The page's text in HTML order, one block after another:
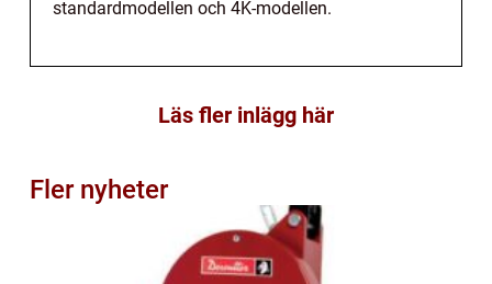
standardmodellen och 4K-modellen.
Läs fler inlägg här
Fler nyheter